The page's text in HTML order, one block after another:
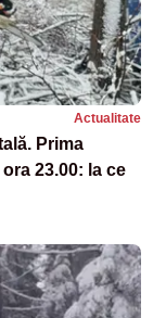
Actualitate
Prima
23.00: la ce